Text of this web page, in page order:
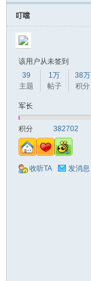
叮噹
该用户从未签到
39
主题
1万
帖子
38万
积分
军长
积分 382702
收听TA 发消息